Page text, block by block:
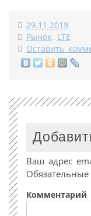
29.11.2019
Рынок, LTE
Оставить
Ваш адрес
Комментарий